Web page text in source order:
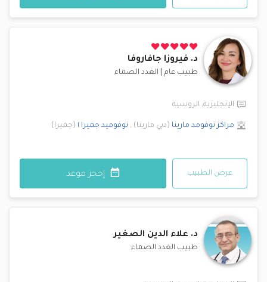
د. فيروزا جافاروفا
طبيب عام الغدد الصماء
الإنجليزية, الروسية
مراكز نوفومد مارينا (دبي مارينا)
, نوفوميد جميرا ١ (جميرا)
عرض الطبيب إحجز موعد
د. علاء الدين الصغير
طبيب الغدد الصماء